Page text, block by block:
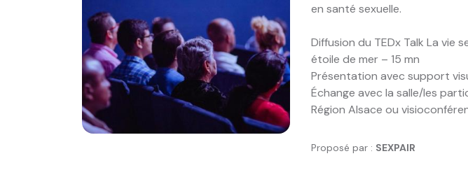
en santé sexuelle.
Diffusion du TEDx Talk La vie
étoile de mer – 15 mn
Présentation avec support
Échange avec la salle/les
Région Alsace ou
Proposé par : SEXPAIR